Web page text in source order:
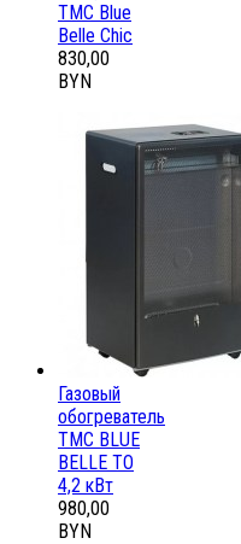
ТМС Blue
Belle Chic
830,00
BYN
Газовый
обогреватель
ТМС BLUE
BELLE ТО
4,2 кВт
980,00
BYN